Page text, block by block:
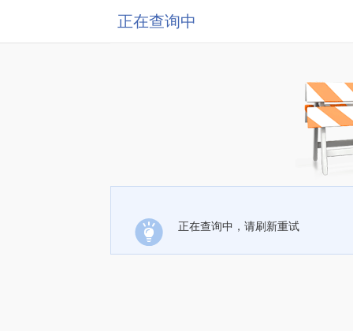
正在查询中
正在查询中，请刷新重试